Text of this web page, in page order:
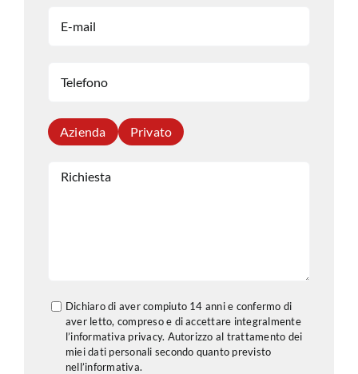
Azienda Privato
Dichiaro di aver compiuto 14 anni e confermo di
aver letto, compreso e di accettare integralmente
l’informativa privacy. Autorizzo al trattamento dei
miei dati personali secondo quanto previsto
nell’informativa.